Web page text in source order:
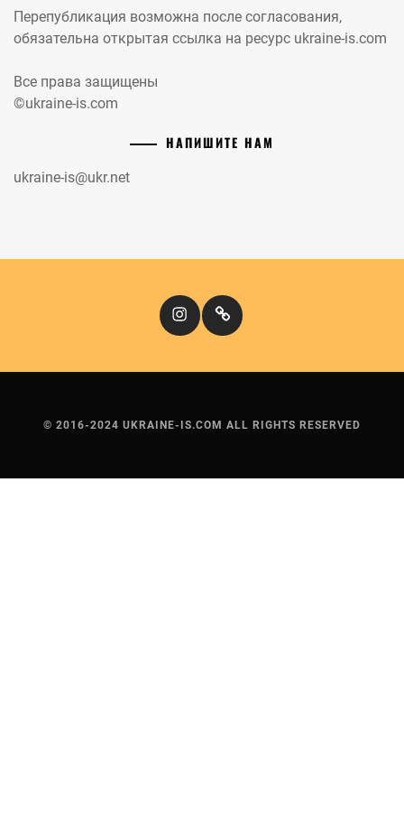
Перепубликация возможна после согласования,
обязательна открытая ссылка на ресурс ukraine-is.com
Все права защищены
©ukraine-is.com
НАПИШИТЕ НАМ
ukraine-is@ukr.net
InstagramКіномандри
© 2016-2024 UKRAINE-IS.COM ALL RIGHTS RESERVED